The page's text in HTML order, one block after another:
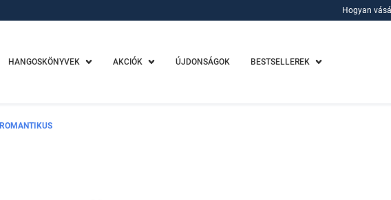
Hogyan
HANGOSKÖNYVEK AKCIÓK ÚJDONSÁGOK BESTSELLEREK
ROMANTIKUS